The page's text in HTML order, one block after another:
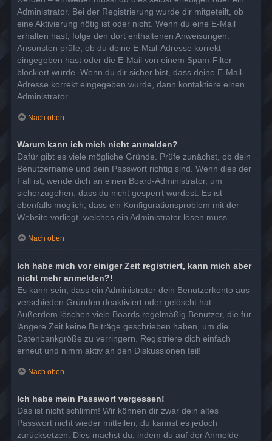
Administrator. Bei der Registrierung wurde dir mitgeteilt, ob
eine Aktivierung nötig ist oder nicht. Wenn du eine E-Mail
erhalten hast, folge den dort enthaltenen Anweisungen.
Ansonsten prüfe, ob du deine E-Mail-Adresse korrekt
eingegeben hast oder die E-Mail von einem Spam-Filter
blockiert wurde. Wenn du dir sicher bist, dass deine E-Mail-
Adresse korrekt eingegeben wurde, dann kontaktiere einen
Administrator.
Nach oben
Warum kann ich mich nicht anmelden?
Dafür gibt es viele mögliche Gründe. Prüfe zunächst, ob dein
Benutzername und dein Passwort richtig sind. Wenn dies der
Fall ist, wende dich an einen Board-Administrator, um
sicherzugehen, dass du nicht gesperrt wurdest. Es ist
ebenfalls möglich, dass ein Konfigurationsproblem mit der
Website vorliegt, welches ein Administrator lösen muss.
Nach oben
Ich habe mich vor einiger Zeit registriert, kann mich aber
nicht mehr anmelden?!
Es kann sein, dass ein Administrator dein Benutzerkonto aus
verschieden Gründen deaktiviert oder gelöscht hat.
Außerdem löschen viele Boards regelmäßig Benutzer, die für
längere Zeit keine Beiträge geschrieben haben, um die
Datenbankgröße zu verringern. Registriere dich einfach
erneut und nimm aktiv an den Diskussionen teil!
Nach oben
Ich habe mein Passwort vergessen!
Das ist nicht schlimm! Wir können dir zwar dein altes
Passwort nicht wieder mitteilen, du kannst es jedoch
zurücksetzen. Dies machst du, indem du auf der Anmelde-